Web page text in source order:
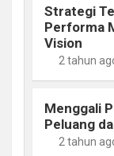
Strategi
Performa
Vision
2 tahun
Menggali
Peluang
2 tahun